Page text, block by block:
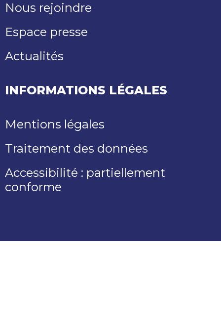
Nous rejoindre
Espace presse
Actualités
INFORMATIONS LÉGALES
Mentions légales
Traitement des données
Accessibilité : partiellement
conforme